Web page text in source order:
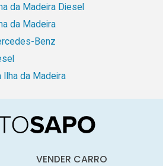
da Madeira Diesel
da Madeira
Benz
Ilha da Madeira
VENDER CARRO